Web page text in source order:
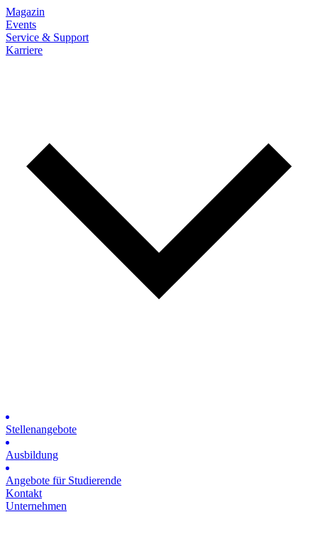
Magazin
Events
Service & Support
Karriere
Stellenangebote
Ausbildung
Angebote für Studierende
Kontakt
Unternehmen